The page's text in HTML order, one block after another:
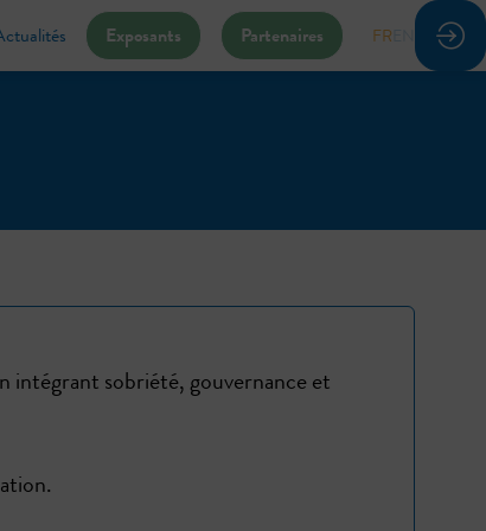
Exposants Partenaires FR
intégrant sobriété, gouvernance et